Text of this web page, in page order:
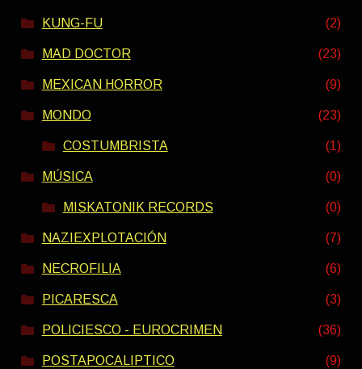
KUNG-FU (2)
MAD DOCTOR (23)
MEXICAN HORROR (9)
MONDO (23)
COSTUMBRISTA (1)
MÚSICA (0)
MISKATONIK RECORDS (0)
NAZIEXPLOTACIÓN (7)
NECROFILIA (6)
PICARESCA (3)
POLICIESCO - EUROCRIMEN (36)
POSTAPOCALIPTICO (9)